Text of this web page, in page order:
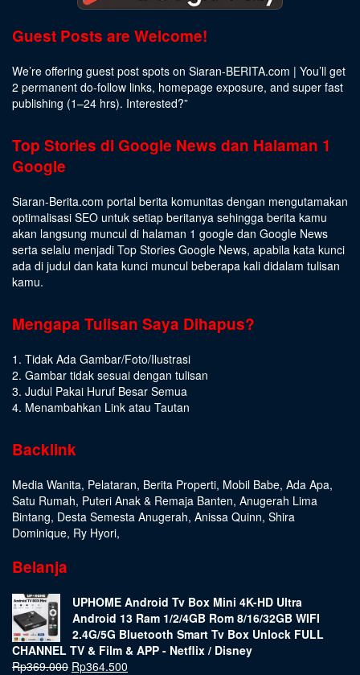
Guest Posts are Welcome!
We’re offering guest post spots on Siaran-BERITA.com | You’ll get
2 permanent do-follow links, homepage exposure, and super fast
publishing (1–24 hrs). Interested?”
Top Stories di Google News dan Halaman 1
Google
Siaran-Berita.com portal berita komunitas dengan mengutamakan
optimalisasi SEO untuk setiap beritanya sehingga berita kamu
akan langsung muncul di halaman 1 google dan Google News
serta selalu menjadi Top Stories Google News, apabila kata kunci
ada di judul dan kata kunci muncul beberapa kali didalam tulisan
kamu.
Mengapa Tulisan Saya Dihapus?
1. Tidak Ada Gambar/Foto/Ilustrasi
2. Gambar tidak sesuai dengan tulisan
3. Judul Pakai Huruf Besar Semua
4. Menambahkan Link atau Tautan
Backlink
Media Wanita, Pelataran, Berita Properti, Mobil Babe, Ada Apa,
Satu Rumah, Puteri Anak & Remaja Banten, Anugerah Lima
Bintang, Desta Semesta Anugerah, Anissa Quinn, Shira
Dominique, Ry Hyori,
Belanja
UPHOME Android Tv Box Mini 4K-HD Ultra
Android 13 Ram 1/2/4GB Rom 8/16/32GB WIFI
2.4G/5G Bluetooth Smart Tv Box Unlock FULL
CHANNEL TV & Film & APP - Netflix / Disney
Rp369.000 Rp364.500